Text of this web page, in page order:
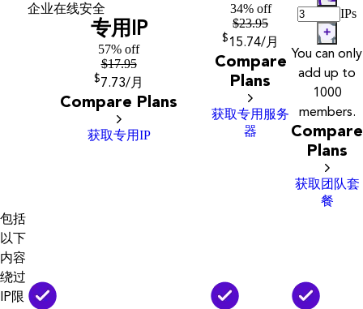
企业在线安全
专用IP
57% off
$17.95
$ 7.73/月
Compare Plans
获取专用IP
34% off
$23.95
$ 15.74/月
Compare
Plans
获取专用服务
器
IPs
You can only
add up to
1000
members.
Compare
Plans
获取团队套
餐
包括
以下
内容
绕过
IP限